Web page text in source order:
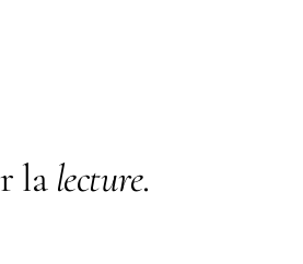
la lecture.